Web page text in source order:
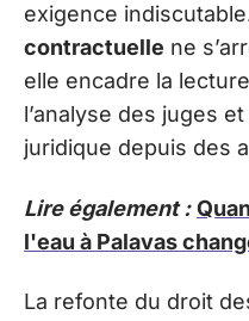
exigence
contractuelle ne
elle encadre la
l’analyse des juges
juridique depuis des
Lire également :
l'eau à Palavas
La refonte du droit